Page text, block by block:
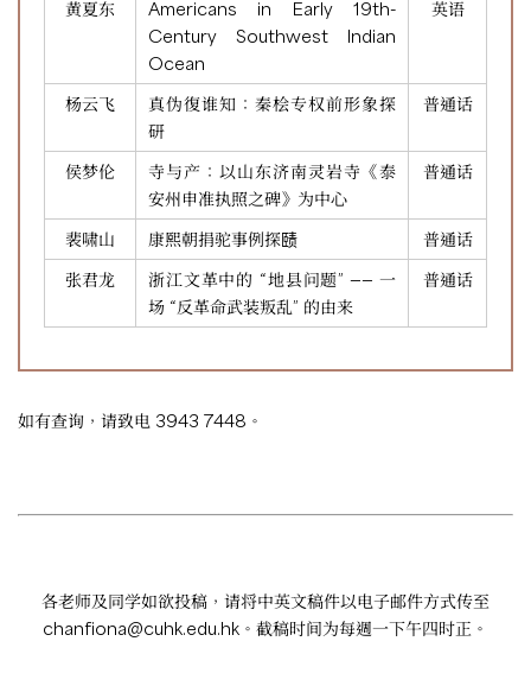
黄夏东
Americans in Early 19th-
Century Southwest Indian
Ocean
英语
杨云飞
真伪復谁知：秦桧专权前形象探
研
普通话
侯梦伦
寺与产：以山东济南灵岩寺《泰
安州申准执照之碑》为中心
普通话
裴啸山 康熙朝捐驼事例探赜
普通话
张君龙
浙江文革中的 “地县问题” —— 一
场 “反革命武装叛乱” 的由来
普通话
如有查询，请致电 3943 7448。
各老师及同学如欲投稿，请将中英文稿件以电子邮件方式传至
chanfiona@cuhk.edu.hk 。截稿时间为每週一下午四时正。